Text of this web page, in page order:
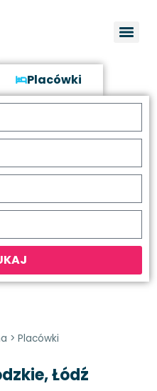
Placówki
> Placówki
Łódź